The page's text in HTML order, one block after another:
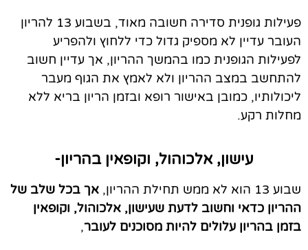
פעילות גופנית סדירה חשובה מאוד, בשבוע 13 להריון
העובר עדיין לא מספיק גדול כדי ללחוץ ולהפריע
לפעילות הגופנית כמו בהמשך ההריון, אך עדיין חשוב
להתחשב במצב ההריון ולא לאמץ את הגוף מעבר
ליכולותיו, כמובן באישור רופא ובזמן הריון בריא ללא
מחלות רקע.
עישון, אלכוהול, וקופאין בהריון-
שבוע 13 הוא לא ממש תחילת ההריון,
אך בכל שלב של
ההריון כדאי וחשוב לדעת שעישון, אלכוהול, וקופאין
בזמן בהריון עלולים להיות מסוכנים לעובר,